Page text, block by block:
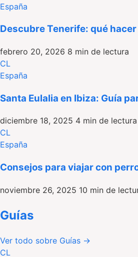
España
Descubre Tenerife: qué
febrero 20, 2026 8 min de lectura
CL
España
Santa Eulalia en Ibiza: Guía
diciembre 18, 2025 4 min de lectura
CL
España
Consejos para viajar con
noviembre 26, 2025 10 min de
Guías
Ver todo sobre Guías →
CL